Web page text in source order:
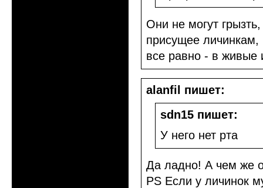
Они не могут
присущее личинкам,
все равно - в живые
alanfil пишет:
sdn15 пишет:
У него нет рта
Да ладно! А чем же
PS Если у личинок